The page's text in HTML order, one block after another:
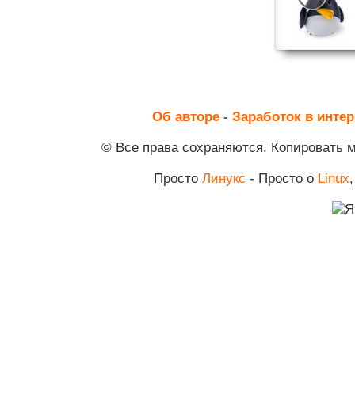
Об авторе- Заработок в
© Все права сохраняются. Копировать
Просто Линукс - Просто о Linux